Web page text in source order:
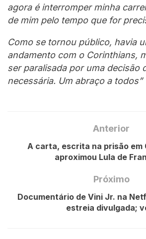
agora é interromper minha
de mim pelo tempo que for
Como se tornou público, havia
andamento com o Corinthians,
ser paralisada por uma decisão
necessária. Um abraço a todos”
Anterior
A carta, escrita na prisão em
aproximou Lula de
Próximo
Documentário de Vini Jr. na
estreia divulgada;